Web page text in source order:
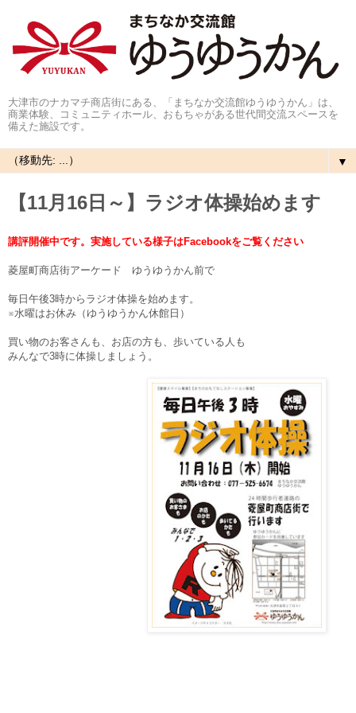
大津市のナカマチ商店街にある、「まちなか交流館ゆうゆうかん」は、
商業体験、コミュニティホール、おもちゃがある世代間交流スペースを
備えた施設です。
▼
【11月16日～】ラジオ体操始めます
講評開催中です。実施している様子はFacebookをご覧ください
菱屋町商店街アーケード ゆうゆうかん前で
毎日午後3時からラジオ体操を始めます。
※水曜はお休み（ゆうゆうかん休館日）
買い物のお客さんも、お店の方も、歩いている人も
みんなで3時に体操しましょう。